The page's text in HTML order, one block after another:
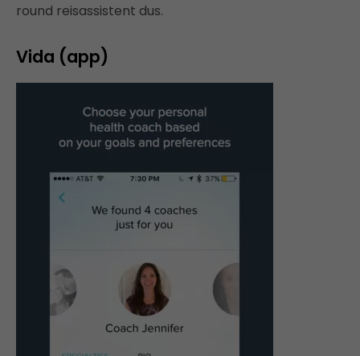
round reisassistent dus.
Vida (app)